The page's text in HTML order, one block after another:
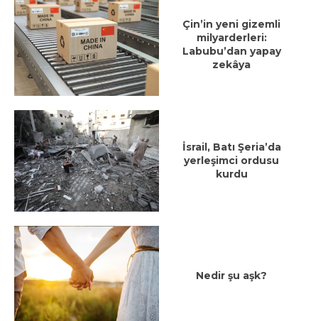
Çin’in yeni gizemli
milyarderleri:
Labubu’dan yapay
zekâya
İsrail, Batı Şeria’da
yerleşimci ordusu
kurdu
Nedir şu aşk?